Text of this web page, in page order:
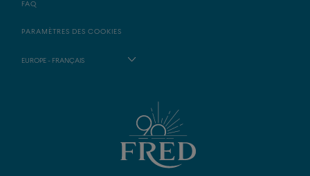
FAQ
PARAMÈTRES DES COOKIES
EUROPE - FRANÇAIS